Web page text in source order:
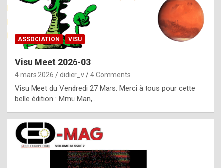
p
l
c
h
i
ASSOCIATION VISU
Visu Meet 2026-03
4 mars 2026 didier_v 4 Comments
Visu Meet du Vendredi 27 Mars. Merci à tous pour cette
belle édition : Mmu Man,…